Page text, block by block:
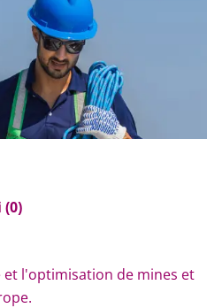
et l'optimisation de mines et